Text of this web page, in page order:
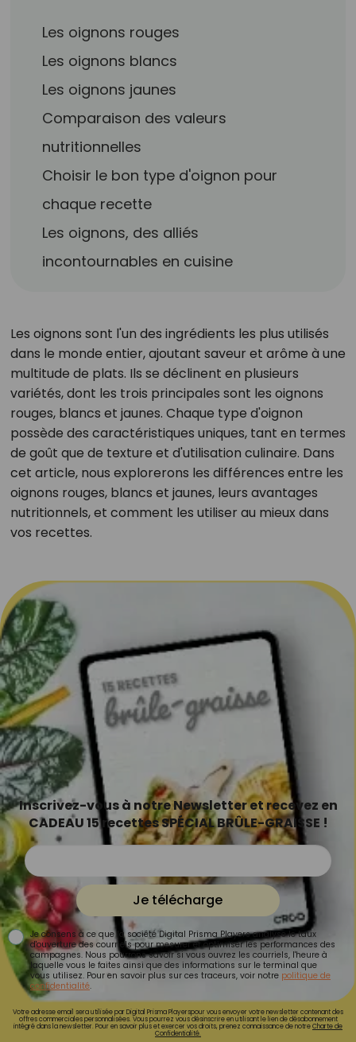
Les oignons rouges
Les oignons blancs
Les oignons jaunes
Comparaison des valeurs
nutritionnelles
Choisir le bon type d'oignon pour
chaque recette
Les oignons, des alliés
incontournables en cuisine
Les oignons sont l'un des ingrédients les plus utilisés
dans le monde entier, ajoutant saveur et arôme à une
multitude de plats. Ils se déclinent en plusieurs
variétés, dont les trois principales sont les oignons
rouges, blancs et jaunes. Chaque type d'oignon
possède des caractéristiques uniques, tant en termes
de goût que de texture et d'utilisation culinaire. Dans
cet article, nous explorerons les différences entre les
oignons rouges, blancs et jaunes, leurs avantages
nutritionnels, et comment les utiliser au mieux dans
vos recettes.
Inscrivez-vous à notre Newsletter et recevez en
CADEAU 15 recettes SPÉCIAL BRÛLE-GRAISSE !
Je télécharge
Je consens à ce que la société Digital Prisma Players analyse le taux
d'ouverture des courriels pour mesurer et optimiser les performances des
campagnes. Nous pourrons savoir si vous ouvrez les courriels, l'heure à
laquelle vous le faites ainsi que des informations sur le terminal que
vous utilisez. Pour en savoir plus sur ces traceurs, voir notre politique de
confidentialité.
Votre adresse email sera utilisée par Digital Prisma Playerspour vous envoyer votre newsletter contenant des
offres commerciales personnalisées. Vous pourrez vous désinscrire en utilisant le lien de désabonnement
intégré dans la newsletter. Pour en savoir plus et exercer vos droits, prenez connaissance de notreCharte de
Confidentialité.